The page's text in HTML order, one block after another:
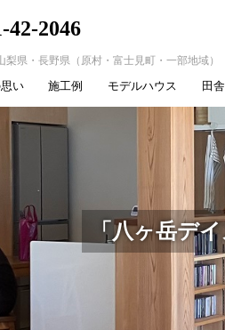
42-2046
梨県・長野県（原村・富士見町・一部地域）
い 施工例 モデルハウス 田
「八ヶ岳デ